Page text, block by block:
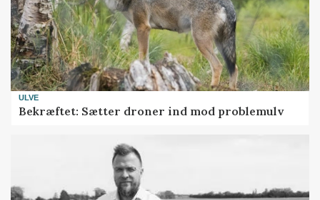
ULVE
Bekræftet: Sætter droner ind mod problemulv